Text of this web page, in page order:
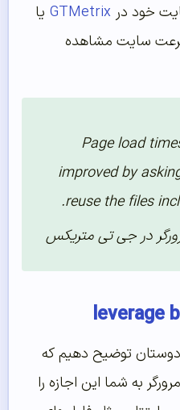
خود در GTMetrix یا
سایت مشاهده
Page load
improved by
reuse the files
در جی تی متریکس
دوستان توضیح دهیم که
به شما این اجازه را